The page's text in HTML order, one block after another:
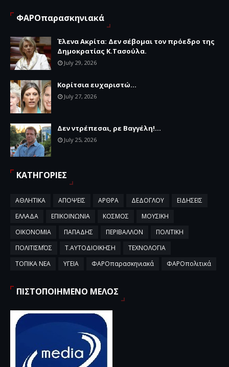
ΦΑΡΟπαρασκηνιακά
Έλενα Ακρίτα: Δεν σέβομαι τον πρόεδρο της
Δημοκρατίας Κ.Τασούλα.
July 29, 2026
Κορίτσια ευχαριστώ...
July 27, 2026
Δεν ντρέπεσαι, ρε Βαγγέλη!...
July 25, 2026
ΚΑΤΗΓΟΡΙΕΣ
ΑΘΛΗΤΙΚΑ ΑΠΟΨΕΙΣ ΑΡΘΡΑ ΔΕΔΟΓΛΟΥ
ΕΙΔΗΣΕΙΣ
ΕΛΛΑΔΑ
ΕΠΙΚΟΙΝΩΝΙΑ ΚΟΣΜΟΣ
ΜΟΥΣΙΚΗ
ΟΙΚΟΝΟΜΙΑ
ΠΑΠΑΔΗΣ ΠΕΡΙΒΑΛΛΟΝ
ΠΟΛΙΤΙΚΗ
ΠΟΛΙΤΙΣΜΌΣ
Τ.ΑΥΤΟΔΙΟΙΚΗΣΗ
ΤΕΧΝΟΛΟΓΙΑ
ΤΟΠΙΚΑ ΝΕΑ
ΥΓΕΙΑ ΦΑΡΟπαρασκηνιακά ΦΑΡΟπολιτικά
ΠΙΣΤΟΠΟΙΗΜΕΝΟ ΜΕΛΟΣ